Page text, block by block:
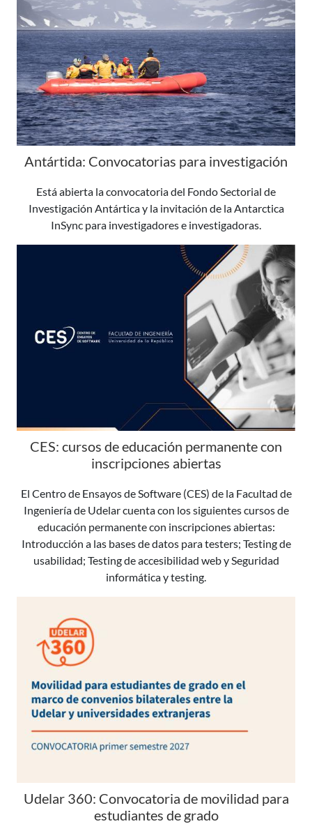
Antártida: Convocatorias para investigación
Está abierta la convocatoria del Fondo Sectorial de
Investigación Antártica y la invitación de la Antarctica
InSync para investigadores e investigadoras.
CES: cursos de educación permanente con
inscripciones abiertas
El Centro de Ensayos de Software (CES) de la Facultad de
Ingeniería de Udelar cuenta con los siguientes cursos de
educación permanente con inscripciones abiertas:
Introducción a las bases de datos para testers; Testing de
usabilidad; Testing de accesibilidad web y Seguridad
informática y testing.
Udelar 360: Convocatoria de movilidad para
estudiantes de grado